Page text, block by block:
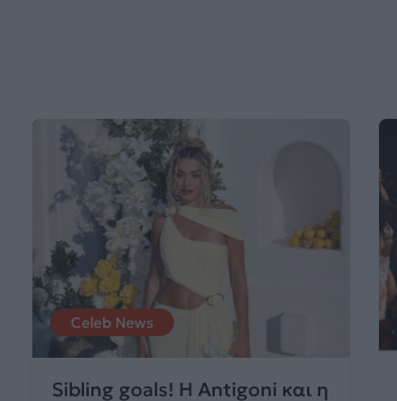
Celeb News
Sibling goals! Η Antigoni και η